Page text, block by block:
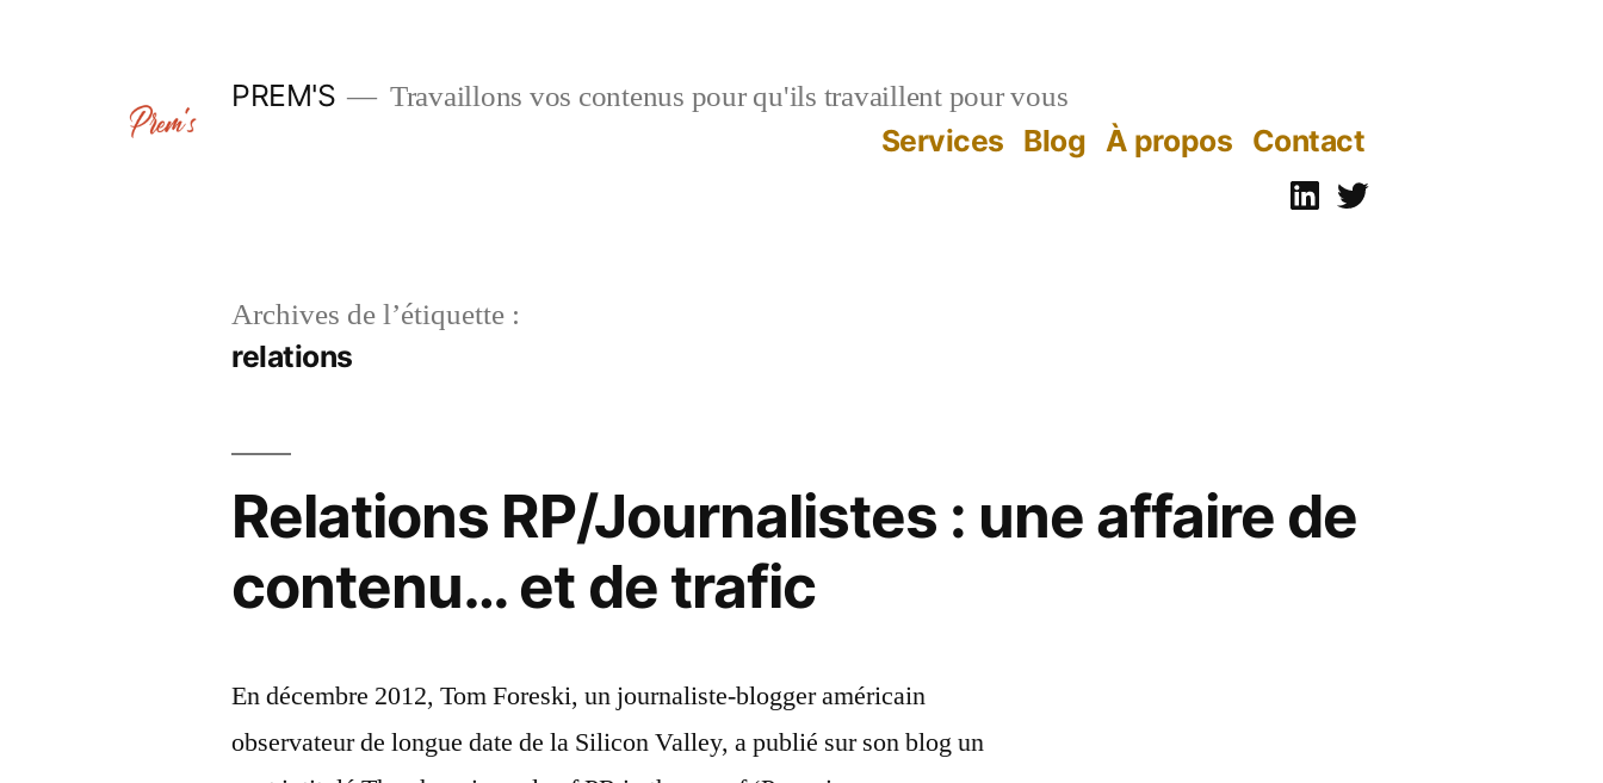
PREM'S Travaillons vos contenus pour qu'ils travaillent pour vous
Services Blog À propos Contact
Linkedin
Archives de l’étiquette :
relations
Relations RP/Journalistes : une affaire de
contenu… et de trafic
En décembre 2012, Tom Foreski, un journaliste-blogger américain
observateur de longue date de la Silicon Valley, a publié sur son blog un